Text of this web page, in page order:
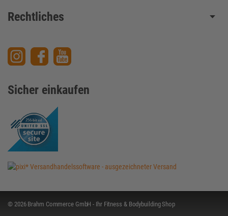
Rechtliches
Sicher einkaufen
© 2026 Brahm Commerce GmbH - Ihr Fitness & Bodybuilding Shop